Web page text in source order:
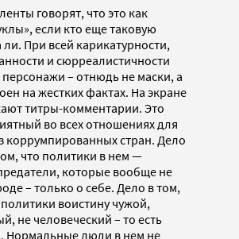
говорят, что это как
если кто еще таковую
При всей карикатурности,
и сюрреалистичности
– отнюдь не маски, а
на жестких фактах. На экране
титры-комментарии. Это
во всех отношениях для
коррумпированных стран. Дело
что политики в нем —
которые вообще не
– только о себе. Дело в том,
воистину чужой,
не человеческий – то есть
Нормальные люди в нем не